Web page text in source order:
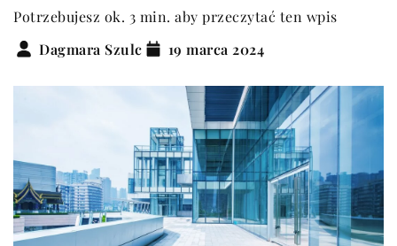
Potrzebujesz ok. 3 min. aby przeczytać ten wpis
Dagmara Szulc
19 marca 2024